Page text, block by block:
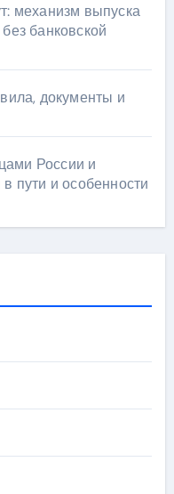
механизм выпуска
банковской
документы и
России и
пути и особенности